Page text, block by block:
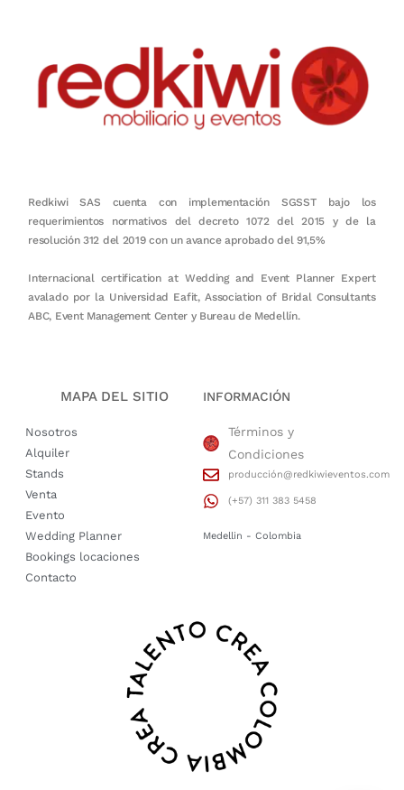
Redkiwi SAS cuenta con implementación SGSST bajo los
requerimientos normativos del decreto 1072 del 2015 y de la
resolución 312 del 2019 con un avance aprobado del 91,5%
Internacional certification at Wedding and Event Planner Expert
avalado por la Universidad Eafit, Association of Bridal Consultants
ABC, Event Management Center y Bureau de Medellín.
MAPA DEL SITIO
Nosotros
Alquiler
Stands
Venta
Evento
Wedding Planner
Bookings locaciones
Contacto
INFORMACIÓN
Términos y
Condiciones
producción@redkiwieventos.com
(+57) 311 383 5458
Medellin - Colombia